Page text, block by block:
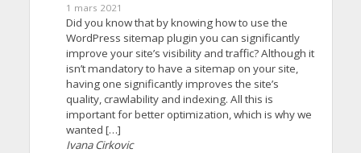
1 mars 2021
Did you know that by knowing how to use the
WordPress sitemap plugin you can significantly
improve your site’s visibility and traffic? Although it
isn’t mandatory to have a sitemap on your site,
having one significantly improves the site’s
quality, crawlability and indexing. All this is
important for better optimization, which is why we
wanted […]
Ivana Cirkovic